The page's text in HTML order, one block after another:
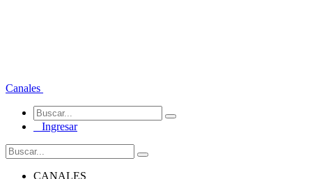
Canales
Ingresar
CANALES